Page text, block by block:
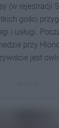
(w rejestracji
gości
i usługi.
przy
jest